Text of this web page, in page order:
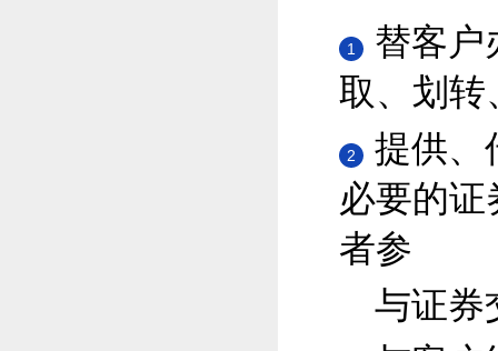
1
替客户
取、划转
2
提供、
必要的
者参
与证券